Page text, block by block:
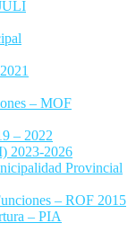
– MOF
– 2022
2023-2026
Provincial
– ROF 2015
– PIA